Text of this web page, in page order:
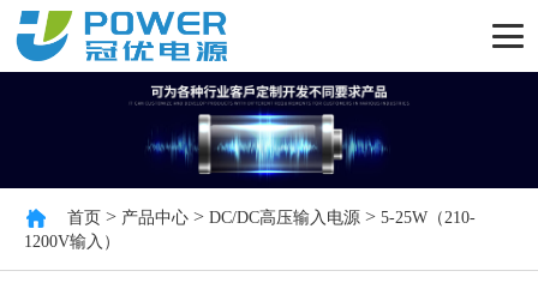
首页> 产品中心> DC/DC高压输入电源> 5-25W（210-
1200V输入）